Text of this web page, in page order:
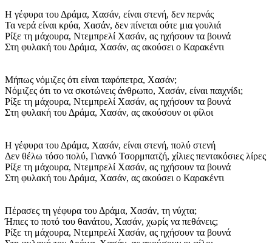
Η γέφυρα του Δράμα, Χασάν, είναι στενή, δεν περνάς
Τα νερά είναι κρύα, Χασάν, δεν πίνεται ούτε μια γουλιά
Ρίξε τη μάχουρα, Ντεμπρελί Χασάν, ας ηχήσουν τα βουνά
Στη φυλακή του Δράμα, Χασάν, ας ακούσει ο Καρακέντι
Μήπως νόμιζες ότι είναι ταφόπετρα, Χασάν;
Νόμιζες ότι το να σκοτώνεις άνθρωπο, Χασάν, είναι παιχνίδι;
Ρίξε τη μάχουρα, Ντεμπρελί Χασάν, ας ηχήσουν τα βουνά
Στη φυλακή του Δράμα, Χασάν, ας ακούσουν οι φίλοι
Η γέφυρα του Δράμα, Χασάν, είναι στενή, πολύ στενή
Δεν θέλω τόσο πολύ, Γιανκό Τσορμπατζή, χίλιες πεντακόσιες λίρες
Ρίξε τη μάχουρα, Ντεμπρελί Χασάν, ας ηχήσουν τα βουνά
Στη φυλακή του Δράμα, Χασάν, ας ακούσει ο Καρακέντι
Πέρασες τη γέφυρα του Δράμα, Χασάν, τη νύχτα;
Ήπιες το ποτό του θανάτου, Χασάν, χωρίς να πεθάνεις;
Ρίξε τη μάχουρα, Ντεμπρελί Χασάν, ας ηχήσουν τα βουνά